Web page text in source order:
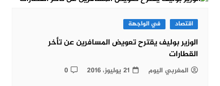
اقتصاد في الواجهة
الوزير بوليف يقترح تعويض المسافرين عن تأخر
القطارات
المغربي اليوم 21 يوليوز، 2016 0